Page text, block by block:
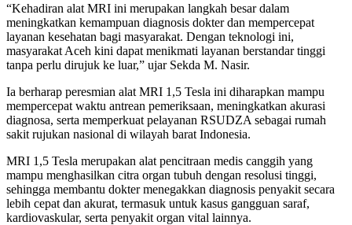
“Kehadiran alat MRI ini merupakan langkah besar dalam
meningkatkan kemampuan diagnosis dokter dan mempercepat
layanan kesehatan bagi masyarakat. Dengan teknologi ini,
masyarakat Aceh kini dapat menikmati layanan berstandar tinggi
tanpa perlu dirujuk ke luar,” ujar Sekda M. Nasir.
Ia berharap peresmian alat MRI 1,5 Tesla ini diharapkan mampu
mempercepat waktu antrean pemeriksaan, meningkatkan akurasi
diagnosa, serta memperkuat pelayanan RSUDZA sebagai rumah
sakit rujukan nasional di wilayah barat Indonesia.
MRI 1,5 Tesla merupakan alat pencitraan medis canggih yang
mampu menghasilkan citra organ tubuh dengan resolusi tinggi,
sehingga membantu dokter menegakkan diagnosis penyakit secara
lebih cepat dan akurat, termasuk untuk kasus gangguan saraf,
kardiovaskular, serta penyakit organ vital lainnya.